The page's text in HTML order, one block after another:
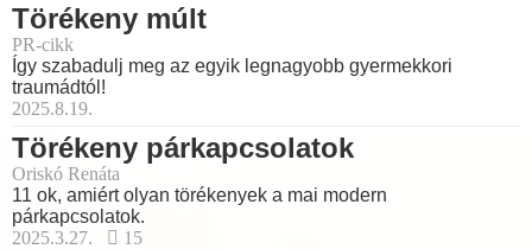
Törékeny múlt
PR-cikk
Így szabadulj meg az egyik legnagyobb gyermekkori
traumádtól!
2025.8.19.
Törékeny párkapcsolatok
Oriskó Renáta
11 ok, amiért olyan törékenyek a mai modern
párkapcsolatok.
2025.3.27.
15